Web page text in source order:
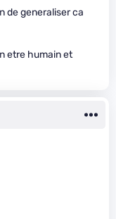
de generaliser ca
etre humain et